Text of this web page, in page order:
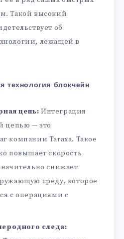
Такой высокий
об
лежащей в
технология блокчейн
цепь: Интеграция
цепью — это
компании Taraxa. Такое
повышает скорость
снижает
среду, которое
с операциями с
следа: